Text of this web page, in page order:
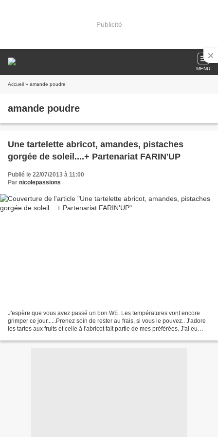
Publicité
MENU
Accueil » amande poudre
amande poudre
Une tartelette abricot, amandes, pistaches
gorgée de soleil....+ Partenariat FARIN'UP
Publié le 22/07/2013 à 11:00
Par nicolepassions
J'espère que vous avez passé un bon WE. Les températures vont encore
grimper ce jour......Prenez soin de rester au frais, si vous le pouvez.. J'adore
les tartes aux fruits et celle à l'abricot fait partie de mes préférées. J'ai eu